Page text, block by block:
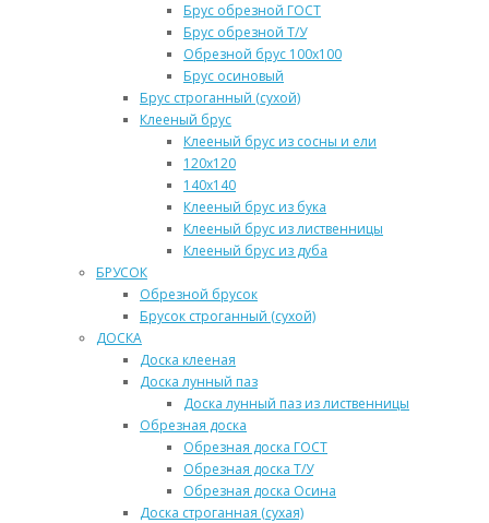
Брус обрезной ГОСТ
Брус обрезной Т/У
Обрезной брус 100х100
Брус осиновый
Брус строганный (сухой)
Клееный брус
Клееный брус из сосны и ели
120х120
140х140
Клееный брус из бука
Клееный брус из лиственницы
Клееный брус из дуба
БРУСОК
Обрезной брусок
Брусок строганный (сухой)
ДОСКА
Доска клееная
Доска лунный паз
Доска лунный паз из лиственницы
Обрезная доска
Обрезная доска ГОСТ
Обрезная доска Т/У
Обрезная доска Осина
Доска строганная (сухая)